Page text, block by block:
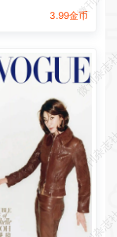
3.99金币
微刊杂
微刊杂